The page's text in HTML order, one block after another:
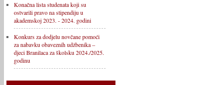
Konačna lista studenata koji su
ostvarili pravo na stipendiju u
akademskoj 2023. - 2024. godini
Konkurs za dodjelu novčane pomoći
za nabavku obaveznih udžbenika –
djeci Branilaca za školsku 2024./2025.
godinu